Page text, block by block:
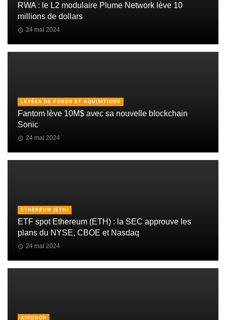
RWA : le L2 modulaire Plume Network lève 10
millions de dollars
24 mai 2024
LEVÉES DE FONDS ET AQUISITIONS
Fantom lève 10M$ avec sa nouvelle blockchain
Sonic
24 mai 2024
ETHEREUM (ETH)
ETF spot Ethereum (ETH) : la SEC approuve les
plans du NYSE, CBOE et Nasdaq
24 mai 2024
AIRDROP